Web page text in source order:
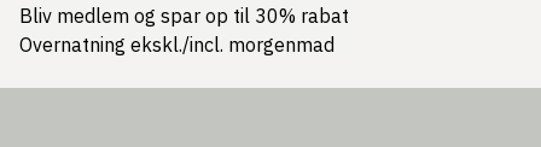
Bliv medlem og spar op til 30% rabat
Overnatning ekskl./incl. morgenmad